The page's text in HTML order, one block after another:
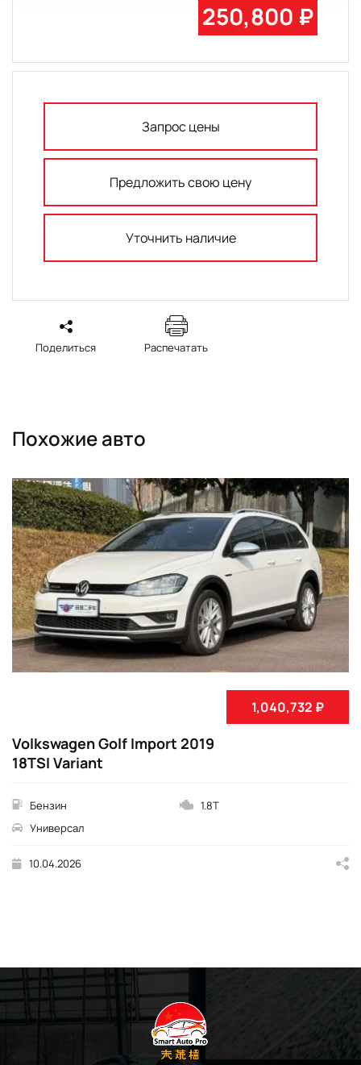
250,800 ₽
Запрос цены
Предложить свою цену
Уточнить наличие
Поделиться Распечатать
Похожие авто
1,040,732 ₽
Volkswagen Golf Import 2019
18TSI Variant
Бензин
1.8T
Универсал
10.04.2026